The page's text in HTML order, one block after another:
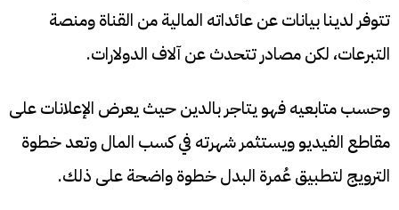
تتوفر لدينا بيانات عن عائداته المالية من القناة ومنصة
التبرعات، لكن مصادر تتحدث عن آلاف الدولارات.
وحسب متابعيه فهو يتاجر بالدين حيث يعرض الإعلانات على
مقاطع الفيديو ويستثمر شهرته في كسب المال وتعد خطوة
الترويج لتطبيق عُمرة البدل خطوة واضحة على ذلك.